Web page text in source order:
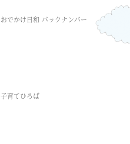
おでかけ日和 バックナンバー
子育てひろば